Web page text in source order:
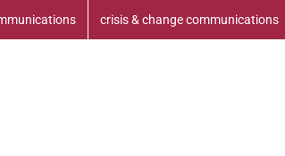
crisis & change communications